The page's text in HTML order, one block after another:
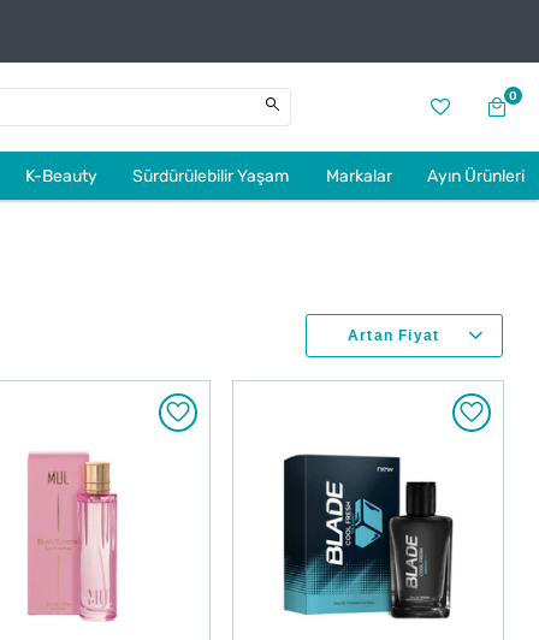
0
K-Beauty Sürdürülebilir Yaşam Markalar Ayın Ürünleri